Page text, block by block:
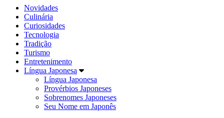
Novidades
Culinária
Curiosidades
Tecnologia
Tradição
Turismo
Entretenimento
Língua Japonesa
Língua Japonesa
Provérbios Japoneses
Sobrenomes Japoneses
Seu Nome em Japonês